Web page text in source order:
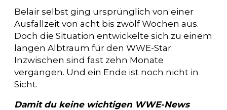
Belair selbst ging ursprünglich von einer
Ausfallzeit von acht bis zwölf Wochen aus.
Doch die Situation entwickelte sich zu einem
langen Albtraum für den WWE-Star.
Inzwischen sind fast zehn Monate
vergangen. Und ein Ende ist noch nicht in
Sicht.
Damit du keine wichtigen WWE-News